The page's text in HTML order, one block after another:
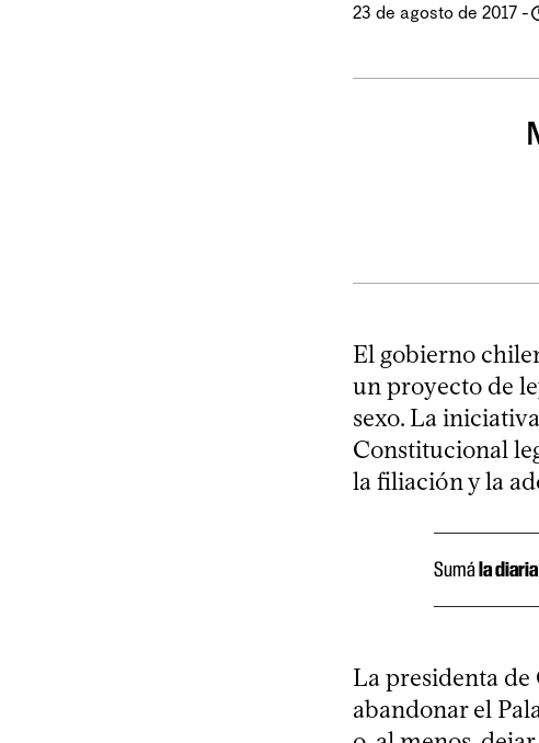
23 de agosto de 2017 -
El gobierno
un proyecto de
sexo. La
Constitucional
la filiación y la
Sumála diaria
La presidenta de
abandonar el